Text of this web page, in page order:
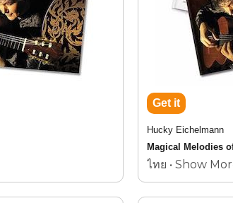
Hucky Eichelmann
Magical Melodies
Thailand's most
AMI CD-Book Set 2010-
ไทย • Show